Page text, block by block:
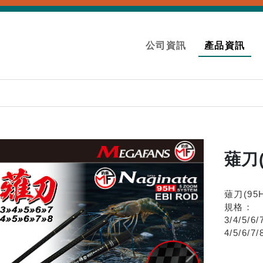
公司資訊 產品資訊
薙
薙刀
規格：
3/4/5/6/
4/5/6/7/